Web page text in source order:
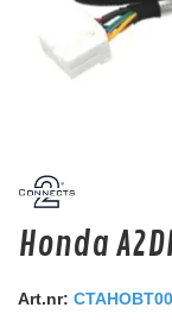
Audio System Z-EVO
RCA kabel i OFC koppar.
Snabblager 1-3 dagar
Honda
Art.nr: